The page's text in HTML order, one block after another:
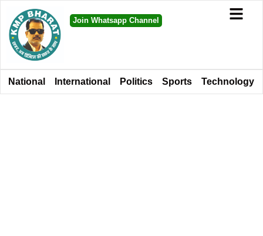
Join Whatsapp Channel
National International Politics Sports Technology